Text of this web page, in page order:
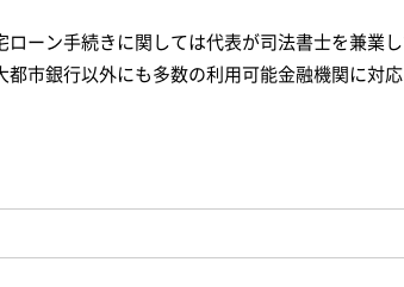
ローン手続きに関しては代表が司法書士を兼業
都市銀行以外にも多数の利用可能金融機関に対応